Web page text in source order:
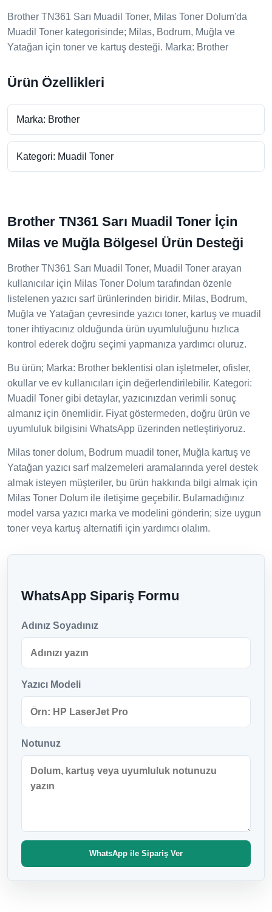
Brother TN361 Sarı Muadil Toner, Milas Toner Dolum'da
Muadil Toner kategorisinde; Milas, Bodrum, Muğla ve
Yatağan için toner ve kartuş desteği. Marka: Brother
Ürün Özellikleri
Marka: Brother
Kategori: Muadil Toner
Brother TN361 Sarı Muadil Toner İçin
Milas ve Muğla Bölgesel Ürün Desteği
Brother TN361 Sarı Muadil Toner, Muadil Toner arayan
kullanıcılar için Milas Toner Dolum tarafından özenle
listelenen yazıcı sarf ürünlerinden biridir. Milas, Bodrum,
Muğla ve Yatağan çevresinde yazıcı toner, kartuş ve muadil
toner ihtiyacınız olduğunda ürün uyumluluğunu hızlıca
kontrol ederek doğru seçimi yapmanıza yardımcı oluruz.
Bu ürün; Marka: Brother beklentisi olan işletmeler, ofisler,
okullar ve ev kullanıcıları için değerlendirilebilir. Kategori:
Muadil Toner gibi detaylar, yazıcınızdan verimli sonuç
almanız için önemlidir. Fiyat göstermeden, doğru ürün ve
uyumluluk bilgisini WhatsApp üzerinden netleştiriyoruz.
Milas toner dolum, Bodrum muadil toner, Muğla kartuş ve
Yatağan yazıcı sarf malzemeleri aramalarında yerel destek
almak isteyen müşteriler, bu ürün hakkında bilgi almak için
Milas Toner Dolum ile iletişime geçebilir. Bulamadığınız
model varsa yazıcı marka ve modelini gönderin; size uygun
toner veya kartuş alternatifi için yardımcı olalım.
WhatsApp Sipariş Formu
Adınız Soyadınız
Yazıcı Modeli
Notunuz
WhatsApp ile Sipariş Ver